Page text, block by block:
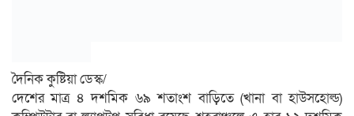
দৈনিক কুষ্টিয়া ডেস্ক/
দেশের মাত্র ৪ দশমিক ৬৯ শতাংশ বাড়িতে (খানা বা হাউসহোল্ড)